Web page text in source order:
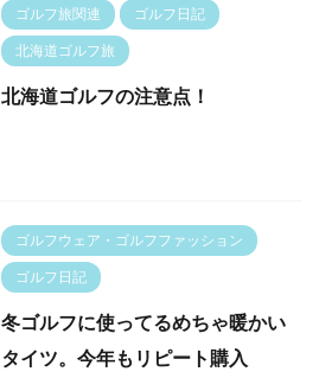
ゴルフ旅関連 ゴルフ日記
北海道ゴルフ旅
北海道ゴルフの注意点！
ゴルフウェア・ゴルフファッション
ゴルフ日記
冬ゴルフに使ってるめちゃ暖かい
タイツ。今年もリピート購入